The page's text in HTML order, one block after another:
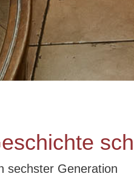
sechster Generation